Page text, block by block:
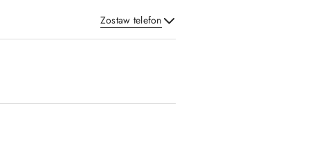
Zostaw telefon
Wyślij